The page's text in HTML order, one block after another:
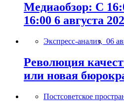
Медиаобзор: С
16:00 6 августа
Экспресс-анализ, 06
Революция
или новая
Постсоветское